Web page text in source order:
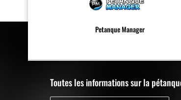
Petanque Manager
Toutes les informations sur la